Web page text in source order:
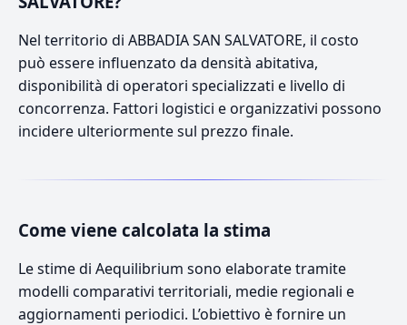
Nel territorio di ABBADIA SAN SALVATORE, il costo
può essere influenzato da densità abitativa,
disponibilità di operatori specializzati e livello di
concorrenza. Fattori logistici e organizzativi possono
incidere ulteriormente sul prezzo finale.
Come viene calcolata la stima
Le stime di Aequilibrium sono elaborate tramite
modelli comparativi territoriali, medie regionali e
aggiornamenti periodici. L’obiettivo è fornire un